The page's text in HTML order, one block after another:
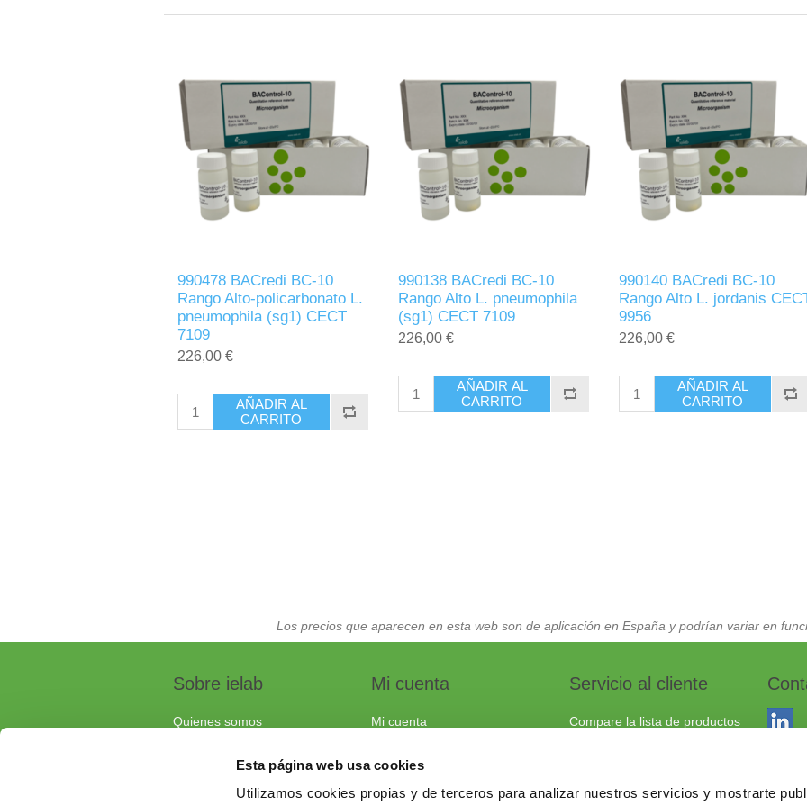
Esta página web usa cookies
Utilizamos cookies propias y de terceros para analizar nuestros servicios y mostrarte
990478 BACredi BC-10
Rango Alto-policarbonato L.
pneumophila (sg1) CECT
7109
226,00 €
AÑADIR AL
CARRITO
990138 BACredi BC-10
Rango Alto L. pneumophila
(sg1) CECT 7109
226,00 €
AÑADIR AL
CARRITO
990140 BACredi BC-10
Rango Alto L. jordanis
9956
226,00 €
AÑADIR AL
CARRITO
Los precios que aparecen en esta web son de aplicación en España y podrían variar en
Sobre ielab
Quienes somos
Soluciones a medida
Contacta con nosotros
Mi cuenta
Mi cuenta
Servicio al cliente
Compare la lista de productos
Aviso Legal